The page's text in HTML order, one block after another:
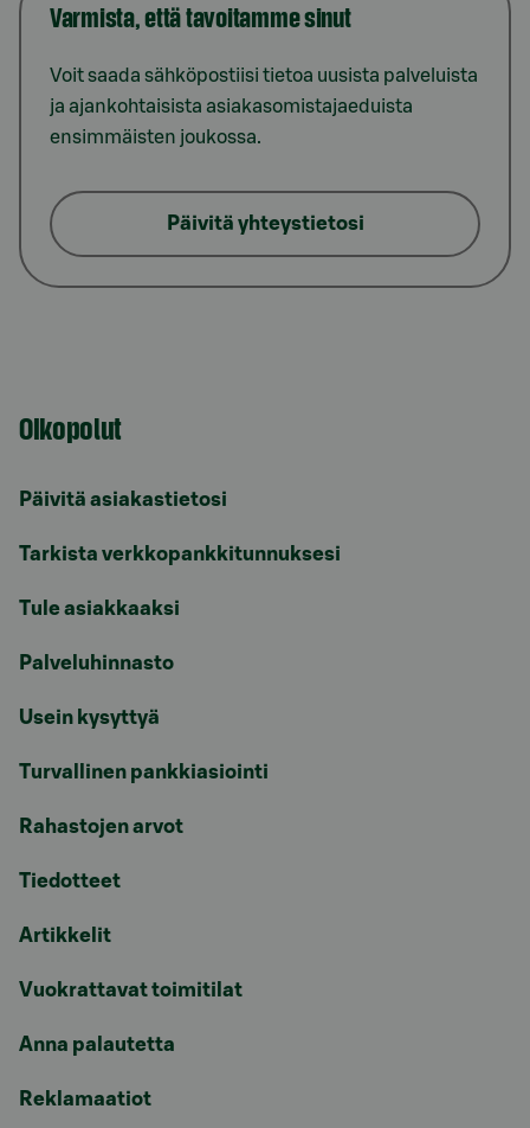
Varmista, että tavoitamme sinut
Voit saada sähköpostiisi tietoa uusista palveluista
ja ajankohtaisista asiakasomistajaeduista
ensimmäisten joukossa.
Päivitä yhteystietosi
Oikopolut
Päivitä asiakastietosi
Tarkista verkkopankkitunnuksesi
Tule asiakkaaksi
Palveluhinnasto
Usein kysyttyä
Turvallinen pankkiasiointi
Rahastojen arvot
Tiedotteet
Artikkelit
Vuokrattavat toimitilat
Anna palautetta
Reklamaatiot